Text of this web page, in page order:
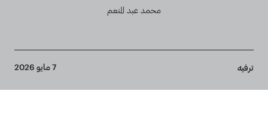
محمد عبد المنعم
Breadcrumb
ترفيه 7 مايو 2026